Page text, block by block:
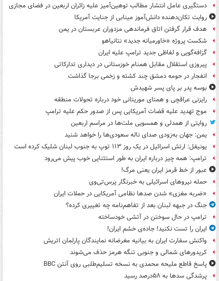
دستگیری عامل انتشار مطالب توهین‌آمیز علیه زائران اربعین در فضای مجازی
روایت تکان‌دهنده دانش‌آموز مینابی از جنایت آمریکا
هدف قرار گرفتن اتاق‌ فرماندهی مزدوران عربستان در یمن
شکست پروژه «خاورمیانه جدید» نتانیاهو
گزافه‌گویی و لفاظی جدید ترامپ علیه ایران
پیروزی استقلال مقابل همنام خوزستانی در دیداری تدارکاتی
انفجار در حومه دمشق چند کشته و زخمی برجا گذاشت
بوسه‌ پدر بر پای پسر شهیدش
رایزنی عراقچی و همتای موریتانی خود درباره تحولات منطقه
موج تهدید علیه قضات آمریکایی پس از صدور حکم علیه ترامپ
روایتی از همدلی و همسویی ملت‌ها در مراسم اربعین
یمن: جهان به‌زودی صدای ناله سعودی‌ها را خواهد شنید
یونیفل: ارتش اسرائیل در یک روز ۱۱۳ توپ به جنوب لبنان شلیک کرده است
ترامپ: همه چیز درباره ایران به طور استثنایی خوب پیش می‌رود
عبور از خط قرمز ایران یعنی مرگ!
حمله نیروهای اسرائیلی به خبرنگار پرس‌تی‌وی
«ضربه مغزی» شدن صدها نظامی آمریکایی در حملات ایران
جنگ در جبهه لبنان بعد از تفاهم‌نامه چه تغییری کرده؟
ترامپ در حال سوختن در آتشی خودساخته
ایران را تست نکنید! جاده‌ی خشم ایران!
واکنش سفارت ایران به بیانیه مغرضانه نمایندگان پارلمان اتریش
کریدورهای شمالی و جنوبی تنگه هرمز حذف می‌شوند
پاسخ قاطع ملیحه محمدی به نسخه تسلیم‌طلبی روی آنتن BBC
پرشدگی سدها به ۵۸درصد رسید